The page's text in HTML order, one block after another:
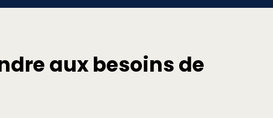
aux besoins de